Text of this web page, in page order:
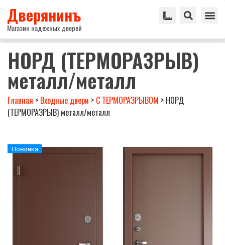
Дверянинъ
Магазин надежных дверей
НОРД (ТЕРМОРАЗРЫВ)
металл/металл
Главная > Входные двери > С ТЕРМОРАЗРЫВОМ > НОРД
(ТЕРМОРАЗРЫВ) металл/металл
Новинка